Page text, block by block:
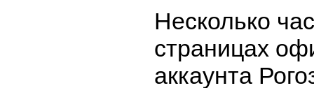
Несколько
страницах
аккаунта